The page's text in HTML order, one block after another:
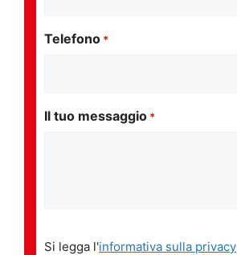
Telefono *
Il tuo messaggio *
Si legga l'informativa sulla privacy